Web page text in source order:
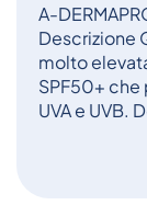
A-
Descrizione
molto
SPF50+
UVA e UVB.